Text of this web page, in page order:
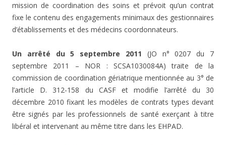
mission de coordination des soins et prévoit qu’un contrat
fixe le contenu des engagements minimaux des gestionnaires
d’établissements et des médecins coordonnateurs.
Un arrêté du 5 septembre 2011 (JO n° 0207 du 7
septembre 2011 – NOR : SCSA1030084A) traite de la
commission de coordination gériatrique mentionnée au 3° de
l’article D. 312-158 du CASF et modifie l’arrêté du 30
décembre 2010 fixant les modèles de contrats types devant
être signés par les professionnels de santé exerçant à titre
libéral et intervenant au même titre dans les EHPAD.